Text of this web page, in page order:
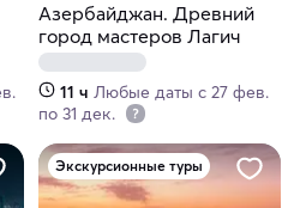
Азербайджан. Древний
город мастеров Лагич
11 ч Любые даты с 27 фев.
по 31 дек.
Экскурсионные туры